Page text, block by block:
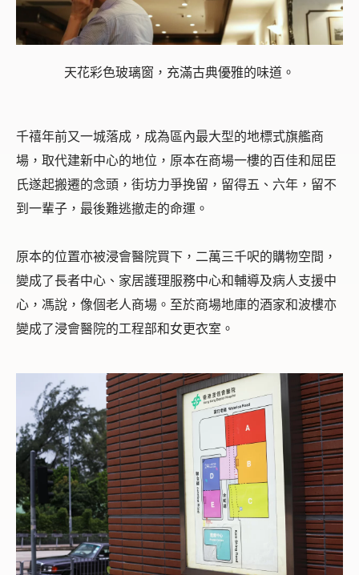
天花彩色玻璃窗，充滿古典優雅的味道。
千禧年前又一城落成，成為區內最大型的地標式旗艦商
場，取代建新中心的地位，原本在商場一樓的百佳和屈臣
氏遂起搬遷的念頭，街坊力爭挽留，留得五、六年，留不
到一輩子，最後難逃撤走的命運。
原本的位置亦被浸會醫院買下，二萬三千呎的購物空間，
變成了長者中心、家居護理服務中心和輔導及病人支援中
心，馮說，像個老人商場。至於商場地庫的酒家和波樓亦
變成了浸會醫院的工程部和女更衣室。